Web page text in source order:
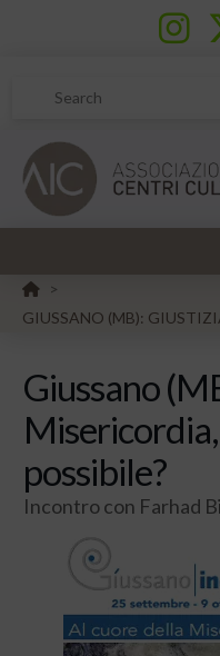
Search
HOME
>
GIUSSANO (MB):
Giussano
possibile?
Incontro con Farhad